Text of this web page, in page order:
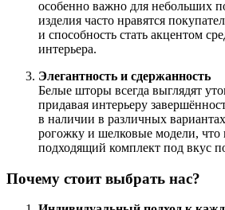
особенно важно для небольших
изделия часто нравятся
и способность стать акцентом
интерьера.
Элегантность и сдержанность
Белые шторы всегда выглядят
придавая интерьеру
в наличии в различных
рогожку и шелковые модели, что
подходящий комплект под вкус
Почему стоит выбрать нас?